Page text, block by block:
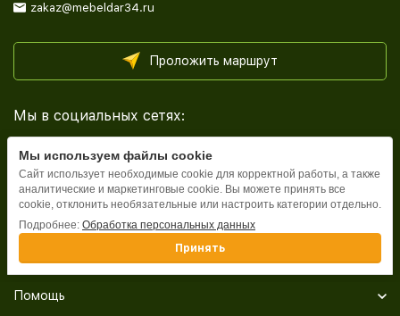
zakaz@mebeldar34.ru
Проложить маршрут
Мы в социальных сетях:
Каталог
Помощь
Мы используем файлы cookie
Сайт использует необходимые cookie для корректной работы, а также
аналитические и маркетинговые cookie. Вы можете принять все
cookie, отклонить необязательные или настроить категории отдельно.
Подробнее: Обработка персональных данных
Принять